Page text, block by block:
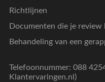
Richtlijnen
Documenten die je review
Behandeling van een
Telefoonnummer: 088
Klantervaringen.nl)